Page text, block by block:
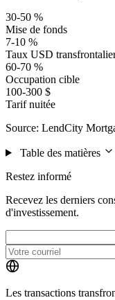
30-50 %
Mise de fonds
7-10 %
Taux USD
60-70 %
Occupation cible
100-300 $
Tarif nuitée
Source: LendCity
Table des matières
Restez informé
Recevez les derniers
d'investissement.
Les transactions